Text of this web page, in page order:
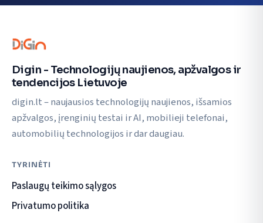
Digin - Technologijų naujienos, apžvalgos ir
tendencijos Lietuvoje
digin.lt – naujausios technologijų naujienos, išsamios
apžvalgos, įrenginių testai ir AI, mobilieji telefonai,
automobilių technologijos ir dar daugiau.
TYRINĖTI
Paslaugų teikimo sąlygos
Privatumo politika